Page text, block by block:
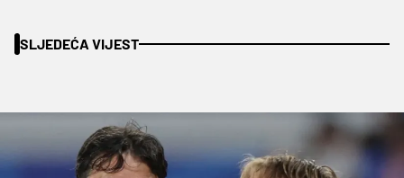
SLJEDEĆA VIJEST